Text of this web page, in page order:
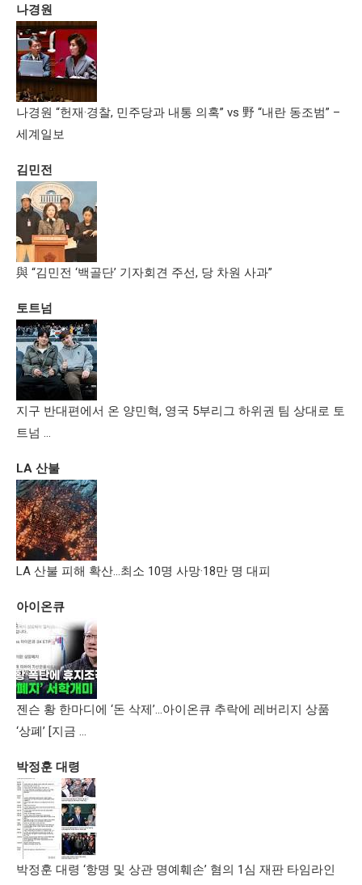
나경원
나경원 “헌재·경찰, 민주당과 내통 의혹” vs 野 “내란 동조범” –
세계일보
김민전
與 “김민전 ‘백골단’ 기자회견 주선, 당 차원 사과”
토트넘
지구 반대편에서 온 양민혁, 영국 5부리그 하위권 팀 상대로 토
트넘 …
LA 산불
LA 산불 피해 확산…최소 10명 사망·18만 명 대피
아이온큐
젠슨 황 한마디에 ‘돈 삭제’…아이온큐 추락에 레버리지 상품
‘상폐’ [지금 …
박정훈 대령
박정훈 대령 ‘항명 및 상관 명예훼손’ 혐의 1심 재판 타임라인